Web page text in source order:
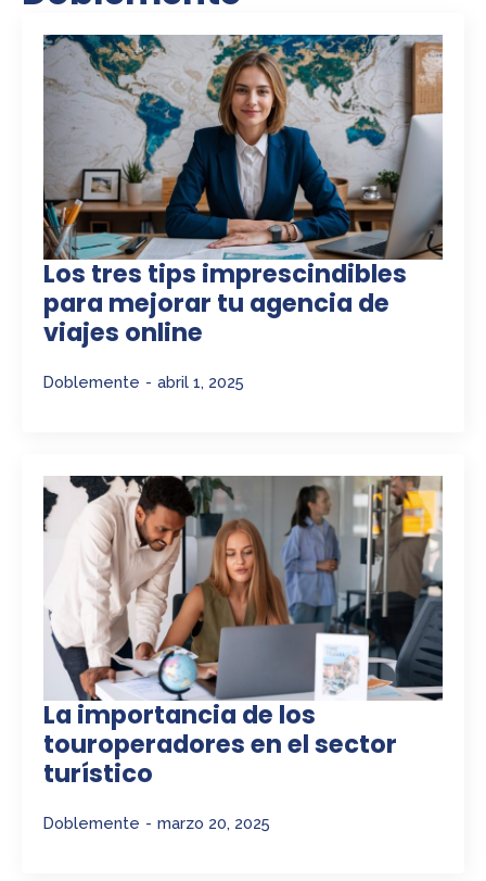
Los tres tips imprescindibles
para mejorar tu agencia de
viajes online
Doblemente abril 1, 2025
La importancia de los
touroperadores en el sector
turístico
Doblemente marzo 20, 2025